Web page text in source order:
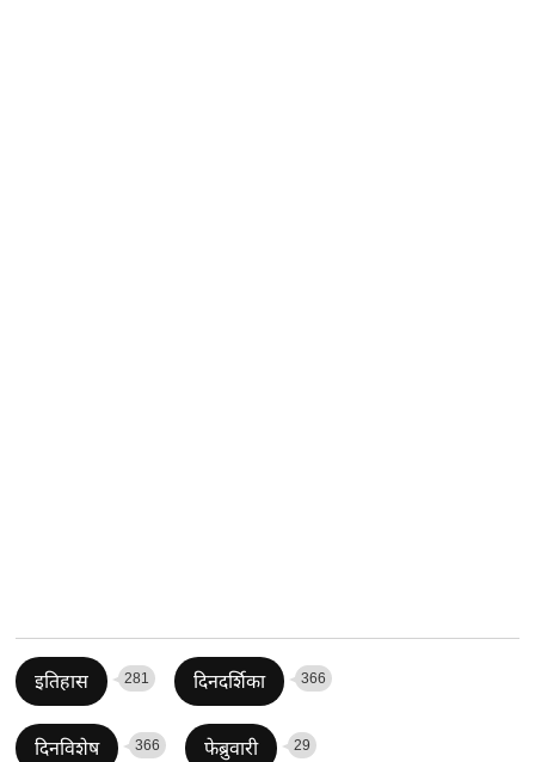
इतिहास 281 दिनदर्शिका 366
दिनविशेष 366 फेब्रुवारी 29